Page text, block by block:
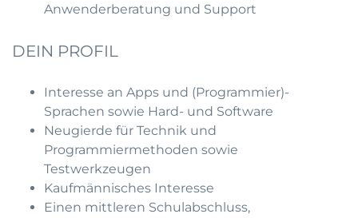
Anwenderberatung und Support
DEIN PROFIL
Interesse an Apps und (Programmier)-
Sprachen sowie Hard- und Software
Neugierde für Technik und
Programmiermethoden sowie
Testwerkzeugen
Kaufmännisches Interesse
Einen mittleren Schulabschluss,